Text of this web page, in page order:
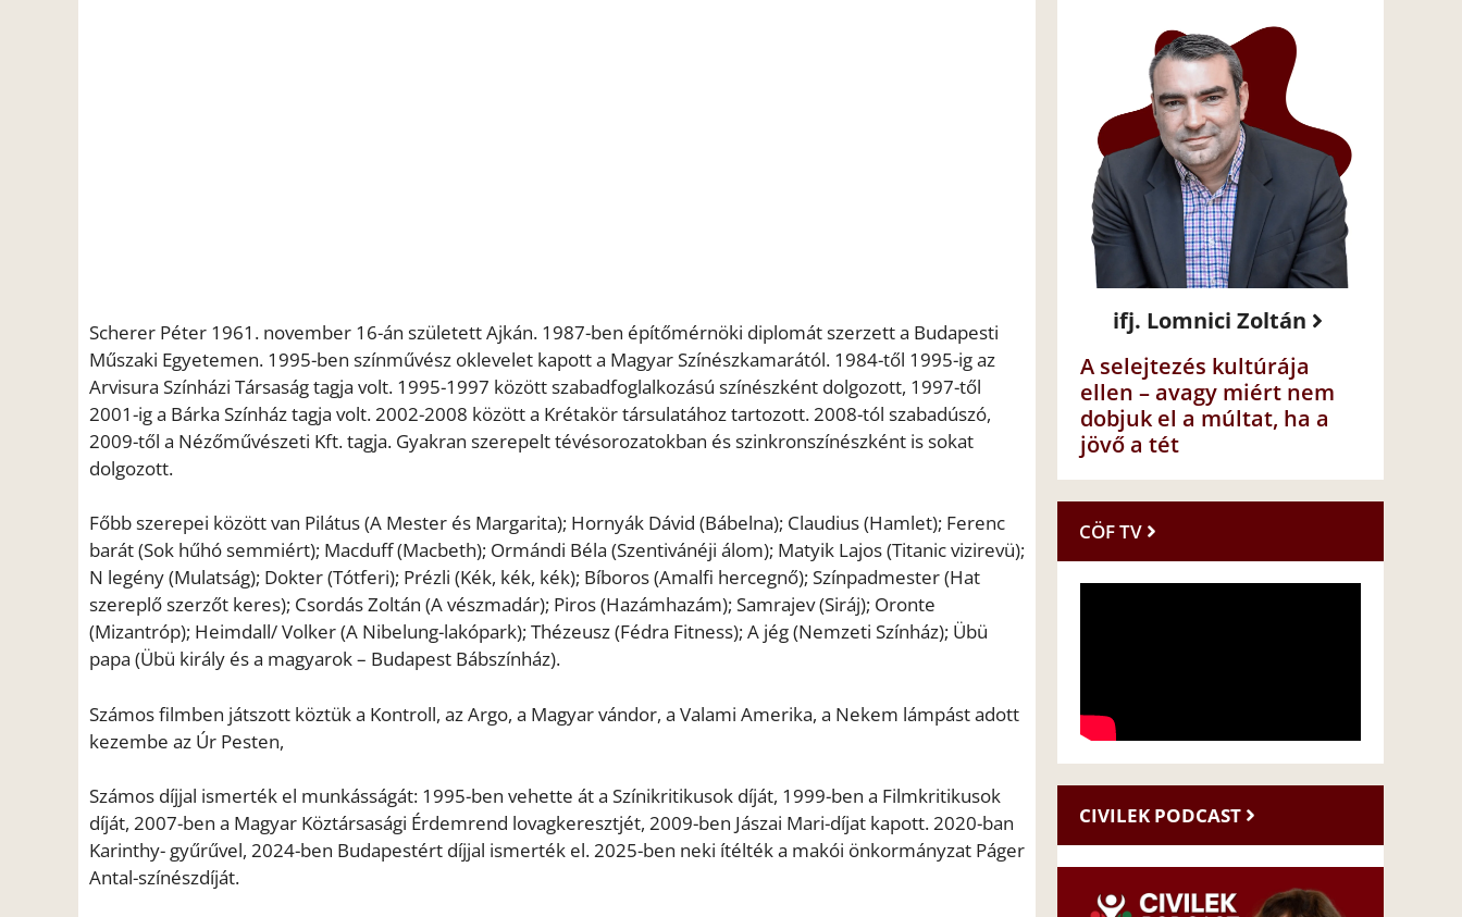
Scherer Péter 1961. november 16-án született Ajkán. 1987-ben építőmérnöki diplomát szerzett a Budapesti
Műszaki Egyetemen. 1995-ben színművész oklevelet kapott a Magyar Színészkamarától. 1984-től 1995-ig az
Arvisura Színházi Társaság tagja volt. 1995-1997 között szabadfoglalkozású színészként dolgozott, 1997-től
2001-ig a Bárka Színház tagja volt. 2002-2008 között a Krétakör társulatához tartozott. 2008-tól szabadúszó,
2009-től a Nézőművészeti Kft. tagja. Gyakran szerepelt tévésorozatokban és szinkronszínészként is sokat
dolgozott.
Főbb szerepei között van Pilátus (A Mester és Margarita); Hornyák Dávid (Bábelna); Claudius (Hamlet); Ferenc
barát (Sok hűhó semmiért); Macduff (Macbeth); Ormándi Béla (Szentivánéji álom); Matyik Lajos (Titanic vizirevü);
N legény (Mulatság); Dokter (Tótferi); Prézli (Kék, kék, kék); Bíboros (Amalfi hercegnő); Színpadmester (Hat
szereplő szerzőt keres); Csordás Zoltán (A vészmadár); Piros (Hazámhazám); Samrajev (Siráj); Oronte
(Mizantróp); Heimdall/ Volker (A Nibelung-lakópark); Thézeusz (Fédra Fitness); A jég (Nemzeti Színház); Übü
papa (Übü király és a magyarok – Budapest Bábszínház).
Számos filmben játszott köztük a Kontroll, az Argo, a Magyar vándor, a Valami Amerika, a Nekem lámpást adott
kezembe az Úr Pesten,
Számos díjjal ismerték el munkásságát: 1995-ben vehette át a Színikritikusok díját, 1999-ben a Filmkritikusok
díját, 2007-ben a Magyar Köztársasági Érdemrend lovagkeresztjét, 2009-ben Jászai Mari-díjat kapott. 2020-ban
Karinthy- gyűrűvel, 2024-ben Budapestért díjjal ismerték el. 2025-ben neki ítélték a makói önkormányzat Páger
Antal-színészdíját.
ifj. Lomnici Zoltán
A selejtezés kultúrája
ellen – avagy miért nem
dobjuk el a múltat, ha a
jövő a tét
CÖF TV
CIVILEK PODCAST